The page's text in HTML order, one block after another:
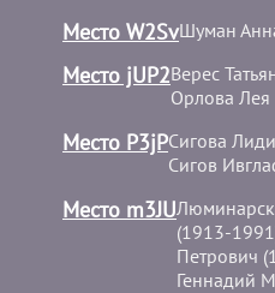
Место W2SvШуман
Место jUP2Верес
Орлова
Место P3jPСигова
Сигов
Место m3JU
(1913-
Петрович
Геннадий